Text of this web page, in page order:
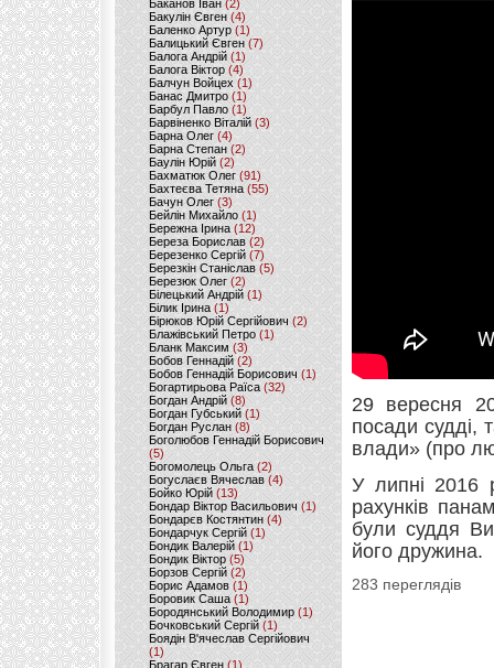
Баканов Іван(2)
Бакулін Євген (4)
Баленко Артур(1)
Балицький Євген(7)
Балога Андрій (1)
Балога Віктор (4)
Балчун Войцех (1)
Банас Дмитро (1)
Барбул Павло(1)
Барвіненко Віталій(3)
Барна Олег (4)
Барна Степан (2)
Баулін Юрій (2)
Бахматюк Олег (91)
Бахтеєва Тетяна(55)
Бачун Олег (3)
Бейлін Михайло (1)
Бережна Ірина(12)
Береза Борислав(2)
Березенко Сергій (7)
Березкін Станіслав (5)
Березюк Олег(2)
Білецький Андрій (1)
Білик Ірина (1)
Бірюков Юрій Сергійович (2)
Блажівський Петро (1)
Бланк Максим(3)
Бобов Геннадій (2)
Бобов Геннадій Борисович (1)
Богартирьова Раїса (32)
Богдан Андрій(8)
Богдан Губський (1)
Богдан Руслан(8)
Боголюбов Геннадій Борисович
(5)
Богомолець Ольга (2)
Богуслаєв Вячеслав (4)
Бойко Юрій (13)
Бондар Віктор Васильович (1)
Бондарєв Костянтин (4)
Бондарчук Сергій(1)
Бондик Валерій (1)
Бондик Віктор(5)
Борзов Сергiй (2)
Борис Адамов(1)
Боровик Саша (1)
Бородянський Володимир (1)
Бочковський Сергій (1)
Боядін В'ячеслав Сергійович
(1)
Брагар Євген (1)
29 вересня
посади судді,
влади» (про
У липні 2016
рахунків
були суддя
його дружина.
283 переглядів